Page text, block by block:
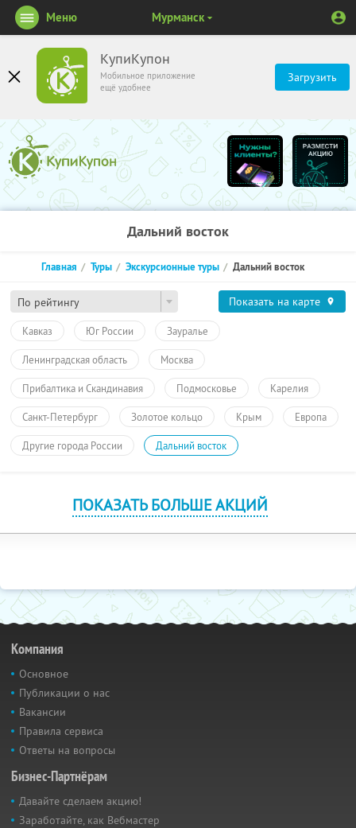
КупиКупон
Мобильное приложение
ещё удобнее
Загрузить
Меню Мурманск
Дальний восток
По рейтингу
Главная Туры Экскурсионные туры Дальний восток
Показать на карте
Кавказ Юг России Зауралье
Ленинградская область Москва
Прибалтика и Скандинавия Подмосковье Карелия
Санкт-Петербург Золотое кольцо Крым Европа
Другие города России Дальний восток
ПОКАЗАТЬ БОЛЬШЕ АКЦИЙ
Компания
Основное
Публикации о нас
Вакансии
Правила сервиса
Ответы на вопросы
Бизнес-Партнёрам
Давайте сделаем акцию!
Заработайте, как Вебмастер